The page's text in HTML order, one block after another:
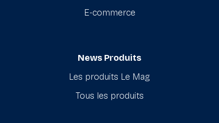
E-commerce
News Produits
Les produits Le Mag
Tous les produits